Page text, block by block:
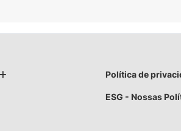
Política de
ESG - Nossas